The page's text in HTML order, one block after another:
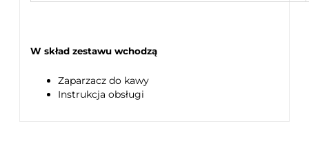
W skład zestawu wchodzą
Zaparzacz do kawy
Instrukcja obsługi